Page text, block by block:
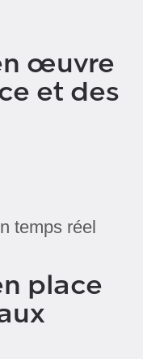
œuvre
et des
temps réel
place